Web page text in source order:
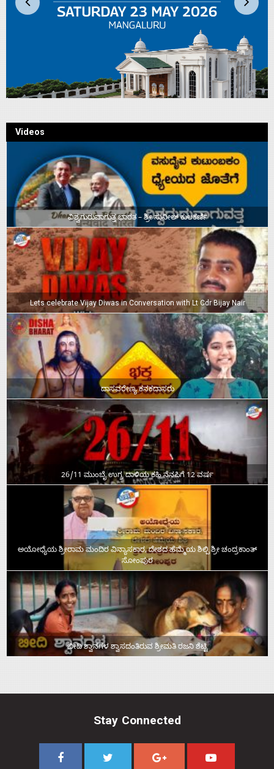
Videos
ವಿಶ್ವಗುರುವಾಗುತ್ತ ಭಾರತ – ಶ್ರೀ ಸುನೀಲ್‌ ಕುಲಕರ್ಣಿ
Lets celebrate Vijay Diwas in Conversation with Lt Cdr Bijay Nair
ದಾಸವರೇಣ್ಯ ಕನಕದಾಸರು
26/11 ಮುಂಬೈ ಉಗ್ರ ದಾಳಿಯ ಕಹಿ ನೆನಪಿಗೆ 12 ವರ್ಷ
ಅಯೋಧ್ಯೆಯ ಶ್ರೀರಾಮ ಮಂದಿರ ವಿನ್ಯಾಸಕಾರ, ದೇಶದ ಹೆಮ್ಮೆಯ ಶಿಲ್ಪಿ ಶ್ರೀ ಚಂದ್ರಕಾಂತ್‌
ಸೋಂಪುರ
ಬೀದಿ ಶ್ವಾನಗಳ ಶ್ವಾಸದಂತಿರುವ ಶ್ರೀಮತಿ ರಜನಿ ಶೆಟ್ಟಿ
Stay Connected